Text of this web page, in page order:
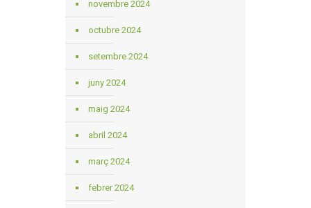
novembre 2024
octubre 2024
setembre 2024
juny 2024
maig 2024
abril 2024
març 2024
febrer 2024